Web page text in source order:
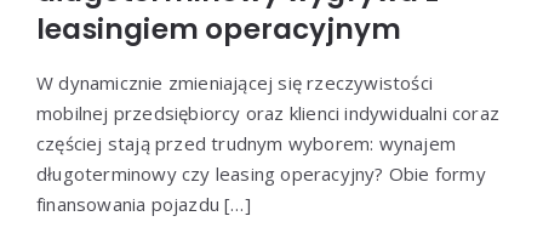
leasingiem operacyjnym
W dynamicznie zmieniającej się rzeczywistości
mobilnej przedsiębiorcy oraz klienci indywidualni coraz
częściej stają przed trudnym wyborem: wynajem
długoterminowy czy leasing operacyjny? Obie formy
finansowania pojazdu […]